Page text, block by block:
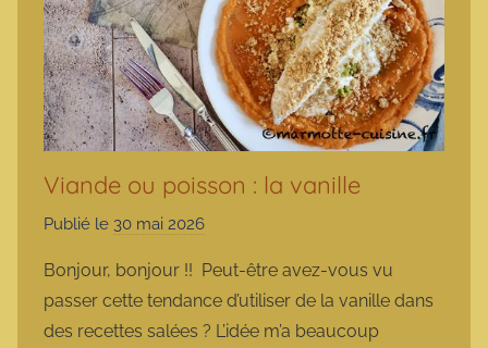
Viande ou poisson : la vanille
Publié le 30 mai 2026
m
a
Bonjour, bonjour !! Peut-être avez-vous vu
passer cette tendance d’utiliser de la vanille dans
des recettes salées ? L’idée m’a beaucoup